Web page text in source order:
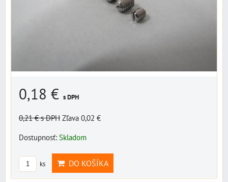
0,18 € s DPH
0,21 €s DPH Zľava 0,02 €
Dostupnosť: Skladom
ks DO KOŠÍKA